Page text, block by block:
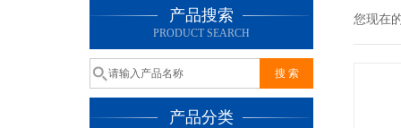
产品搜索
PRODUCT SEARCH
产品分类
您现在